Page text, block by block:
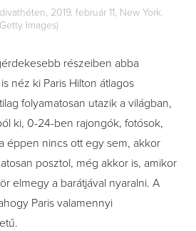
2019. február 11, New York.
Images)
részeiben abba
néz ki Paris Hilton átlagos
folyamatosan utazik a világban,
ki, 0-24-ben rajongók, fotósok,
éppen nincs ott egy sem, akkor
posztol, még akkor is, amikor
elmegy a barátjával nyaralni. A
Paris valamennyi